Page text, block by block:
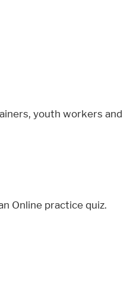
youth workers and
Online practice quiz.